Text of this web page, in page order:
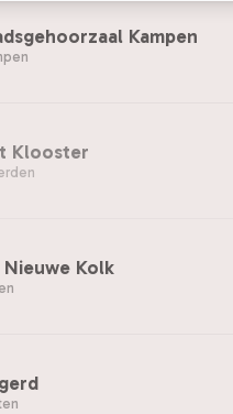
Kampen
Klooster
Nieuwe Kolk